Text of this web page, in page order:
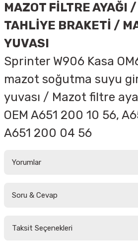
MAZOT FİLTRE AYAĞI
TAHLİYE BRAKETİ /
YUVASI
Sprinter W906 Kasa
mazot soğutma suyu
yuvası / Mazot filtre
OEM A651 200 10 56,
A651 200 04 56
Yorumlar
Soru & Cevap
Taksit Seçenekleri